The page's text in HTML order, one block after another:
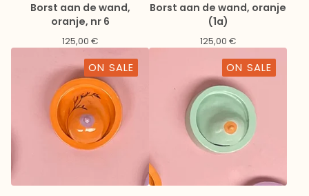
Borst aan de wand,
oranje, nr 6
125,00 €
Borst aan de wand, oranje
(1a)
125,00 €
ON SALE ON SALE